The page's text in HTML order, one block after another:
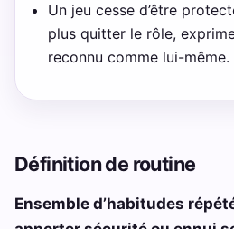
Un jeu cesse d’être
plus quitter le rôle,
reconnu comme lui-même.
Définition de routine
Ensemble d’habitudes